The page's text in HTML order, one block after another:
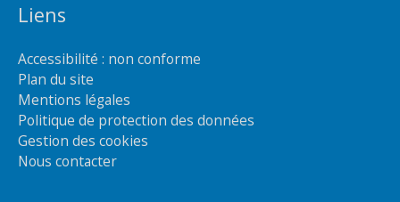
Liens
Accessibilité : non conforme
Plan du site
Mentions légales
Politique de protection des données
Gestion des cookies
Nous contacter